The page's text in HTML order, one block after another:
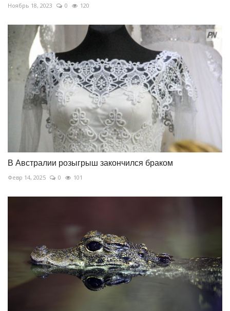
Ноябрь 18, 2023 0 120
В Австралии розыгрыш закончился браком
Февр 14, 2025 0 101